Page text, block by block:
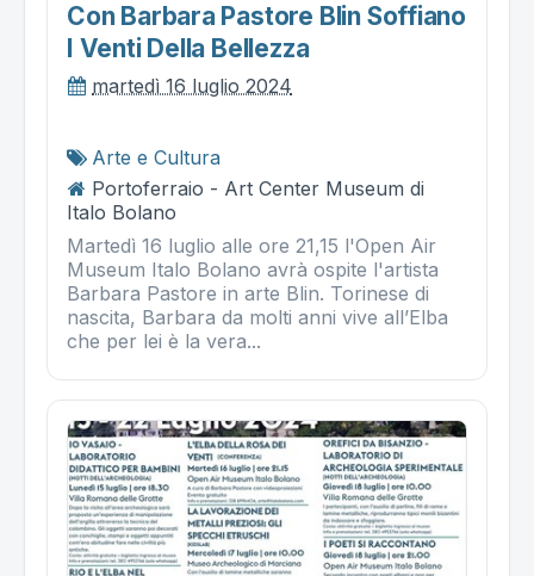
Con Barbara Pastore Blin Soffiano
I Venti Della Bellezza
martedì 16 luglio 2024
Arte e Cultura
Portoferraio - Art Center Museum di
Italo Bolano
Martedì 16 luglio alle ore 21,15 l'Open Air
Museum Italo Bolano avrà ospite l'artista
Barbara Pastore in arte Blin. Torinese di
nascita, Barbara da molti anni vive all’Elba
che per lei è la vera...